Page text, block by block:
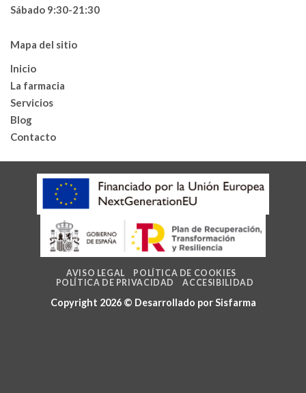
Sábado 9:30-21:30
Mapa del sitio
Inicio
La farmacia
Servicios
Blog
Contacto
AVISO LEGAL
POLÍTICA DE COOKIES
POLÍTICA DE PRIVACIDAD
ACCESIBILIDAD
Copyright 2026 © Desarrollado porSisfarma